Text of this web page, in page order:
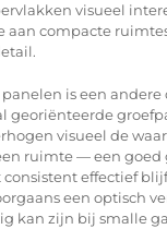
visueel
aan compacte
is een
georiënteerde
visueel de
ruimte — een goed
effectief
een optisch
kan zijn bij smalle